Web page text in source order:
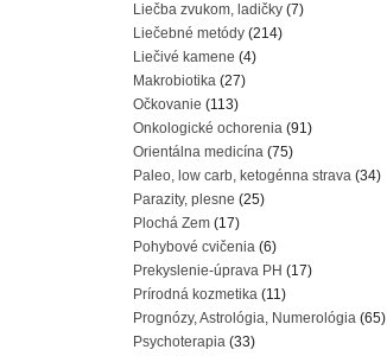
Liečba zvukom, ladičky (7)
Liečebné metódy (214)
Liečivé kamene (4)
Makrobiotika (27)
Očkovanie (113)
Onkologické ochorenia (91)
Orientálna medicína (75)
Paleo, low carb, ketogénna strava (34)
Parazity, plesne (25)
Plochá Zem (17)
Pohybové cvičenia (6)
Prekyslenie-úprava PH (17)
Prírodná kozmetika (11)
Prognózy, Astrológia, Numerológia (65)
Psychoterapia (33)